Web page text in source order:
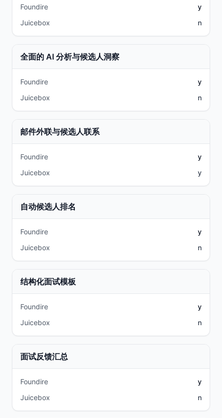
Foundire
y
Juicebox
n
全面的 AI 分析与候选人洞察
Foundire
y
Juicebox
n
邮件外联与候选人联系
Foundire
y
Juicebox
y
自动候选人排名
Foundire
y
Juicebox
n
结构化面试模板
Foundire
y
Juicebox
n
面试反馈汇总
Foundire
y
Juicebox
n